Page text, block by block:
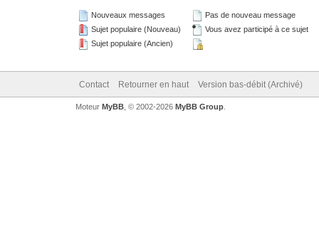
Nouveaux messages
Sujet populaire (Nouveau)
Sujet populaire (Ancien)
Pas de nouveau message
Vous avez participé à ce sujet
Contact Retourner en haut Version bas-débit (Archivé)
Moteur MyBB, © 2002-2026 MyBB Group.